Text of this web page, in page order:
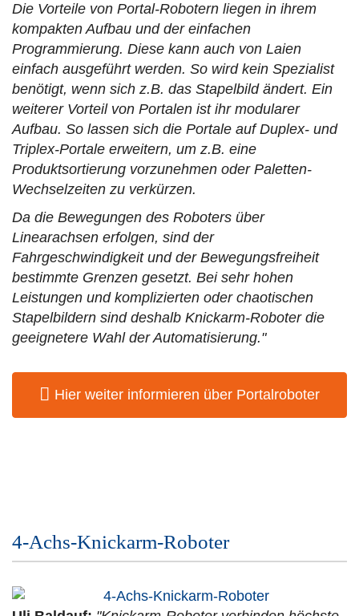
Die Vorteile von Portal-Robotern liegen in ihrem
kompakten Aufbau und der einfachen
Programmierung. Diese kann auch von Laien
einfach ausgeführt werden. So wird kein Spezialist
benötigt, wenn sich z.B. das Stapelbild ändert. Ein
weiterer Vorteil von Portalen ist ihr modularer
Aufbau. So lassen sich die Portale auf Duplex- und
Triplex-Portale erweitern, um z.B. eine
Produktsortierung vorzunehmen oder Paletten-
Wechselzeiten zu verkürzen.
Da die Bewegungen des Roboters über
Linearachsen erfolgen, sind der
Fahrgeschwindigkeit und der Bewegungsfreiheit
bestimmte Grenzen gesetzt. Bei sehr hohen
Leistungen und komplizierten oder chaotischen
Stapelbildern sind deshalb Knickarm-Roboter die
geeignetere Wahl der Automatisierung."
Hier weiter informieren über Portalroboter
4-Achs-Knickarm-Roboter